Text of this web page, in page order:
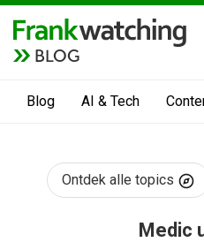
BLOG
Blog AI & Tech
Ontdek alle topics
Medic